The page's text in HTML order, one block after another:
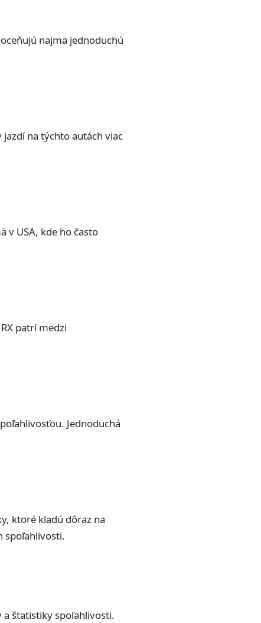
najmä jednoduchú
na týchto autách viac
v USA, kde ho často
patrí medzi
Jednoduchá
ktoré kladú dôraz na
spoľahlivosti.
štatistiky spoľahlivosti.